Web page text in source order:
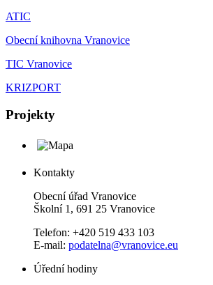
ATIC
Obecní knihovna Vranovice
TIC Vranovice
KRIZPORT
Projekty
Kontakty
Obecní úřad Vranovice
Školní 1, 691 25 Vranovice
Telefon: +420 519 433 103
E-mail: podatelna@vranovice.eu
Úřední hodiny